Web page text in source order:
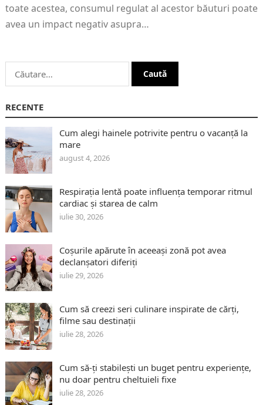
toate acestea, consumul regulat al acestor băuturi poate
avea un impact negativ asupra…
Caută
după:
RECENTE
Cum alegi hainele potrivite pentru o vacanță la
mare
august 4, 2026
Respirația lentă poate influența temporar ritmul
cardiac și starea de calm
iulie 30, 2026
Coșurile apărute în aceeași zonă pot avea
declanșatori diferiți
iulie 29, 2026
Cum să creezi seri culinare inspirate de cărți,
filme sau destinații
iulie 28, 2026
Cum să-ți stabilești un buget pentru experiențe,
nu doar pentru cheltuieli fixe
iulie 28, 2026